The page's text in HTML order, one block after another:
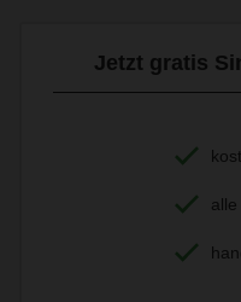
Jetzt gratis